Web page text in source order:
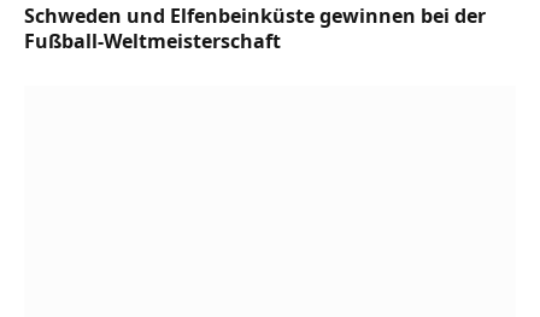
Schweden und Elfenbeinküste gewinnen bei der
Fußball-Weltmeisterschaft